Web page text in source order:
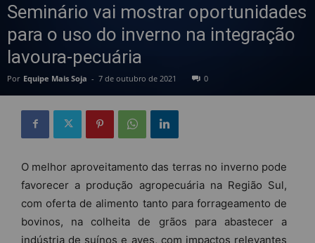
Seminário vai mostrar oportunidades
para o uso do inverno na integração
lavoura-pecuária
Por Equipe Mais Soja - 7 de outubro de 2021 0
O melhor aproveitamento das terras no inverno pode
favorecer a produção agropecuária na Região Sul,
com oferta de alimento tanto para forrageamento de
bovinos, na colheita de grãos para abastecer a
indústria de suínos e aves, com impactos relevantes